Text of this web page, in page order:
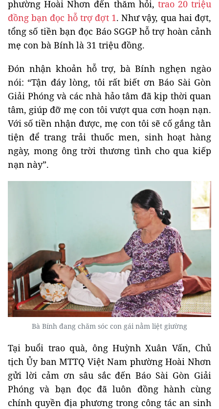
phường Hoài Nhơn đến thăm hỏi, trao 20 triệu
đồng bạn đọc hỗ trợ đợt 1. Như vậy, qua hai đợt,
tổng số tiền bạn đọc Báo SGGP hỗ trợ hoàn cảnh
mẹ con bà Bính là 31 triệu đồng.
Đón nhận khoản hỗ trợ, bà Bính nghẹn ngào
nói: “Tận đáy lòng, tôi rất biết ơn Báo Sài Gòn
Giải Phóng và các nhà hảo tâm đã kịp thời quan
tâm, giúp đỡ mẹ con tôi vượt qua cơn hoạn nạn.
Với số tiền nhận được, mẹ con tôi sẽ cố gắng tằn
tiện để trang trải thuốc men, sinh hoạt hàng
ngày, mong ông trời thương tình cho qua kiếp
nạn này”.
Bà Bính đang chăm sóc con gái nằm liệt giường
Tại buổi trao quà, ông Huỳnh Xuân Vấn, Chủ
tịch Ủy ban MTTQ Việt Nam phường Hoài Nhơn
gửi lời cảm ơn sâu sắc đến Báo Sài Gòn Giải
Phóng và bạn đọc đã luôn đồng hành cùng
chính quyền địa phương trong công tác an sinh